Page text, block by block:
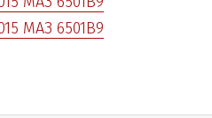
МАЗ 6501B9